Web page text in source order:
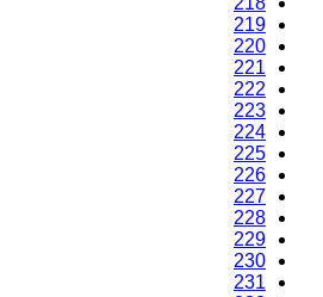
219
220
221
222
223
224
225
226
227
228
229
230
231